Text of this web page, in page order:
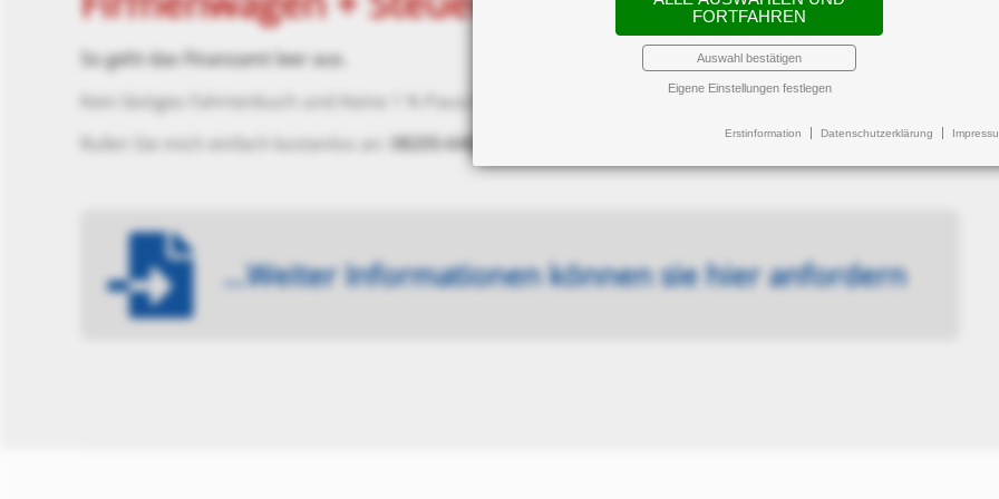
FORTFAHREN
Auswahl bestätigen
Eigene Einstellungen festlegen
Erstinformation Datenschutzerklärung
So geht das Finanzamt leer aus.
Kein lästiges Fahrtenbuch und Keine 1 % Pauschalsteuer an das Finanzamt.
Rufen Sie mich einfach kostenlos an:
08205-6487
...Weiter Informationen können sie hier anfordern